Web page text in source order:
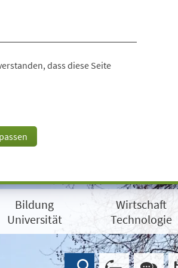
dass diese Seite
Bildung
Universität
Wirtschaft
Technologie